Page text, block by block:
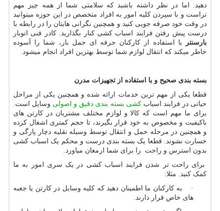
دهید. اما در نظر داشته باشید که سلامتی شما از همه چیز مهم
تراست و با سپردن کلیه امور به افراد متخصص در این حوزه میتوانید
در وقت خود صرفه جویی کنید و همچنین نگرانی هایتان را در رابطه با
درست پیش رفتن فرایند اسباب کشی کنار بگذارید. کادر فنی اتوبار
بارسنتر با استفاده از کارکنان حرفه ای حمل بار، شما را آسوده
خاطر میکند که انتقال لوازم شما توسط بهترین افراد انجام میشود.
بسته بندی صحیح و با استفاده از تجهیزات مدرن
قطعا یکی از مهم ترین خدمات ارائه شده و همچنین یکی از مراحل
حیاتی در فرایند اسبابکشی بسته بندی دقیق و اصولی وسایل است.
برای ما مهم است که کالا و لوازم مختلف مشتریان در کارتن های
باکیفیت و مخصوص به خود قرار بگیرند، تا حجم کمتری اشغال کرده
و همچنین در مرحله حمل و انتقال توسط وسیله نقلیه دچار پارگی و
خسارت نشوند. قطعا یک بسته بندی درست و محکم یک اسباب کشی
بدون استرس و راحت را برای شما ارمغان میاورد.
برای راحت تر شدن فرایند اسباب کشی در یک سری امور به ما
کمک کنید. مثلا:
· به کارکنان ما اطمینان دهید که کلیه وسایل در کارتن یا جعبه
های خاص قرار دارند.